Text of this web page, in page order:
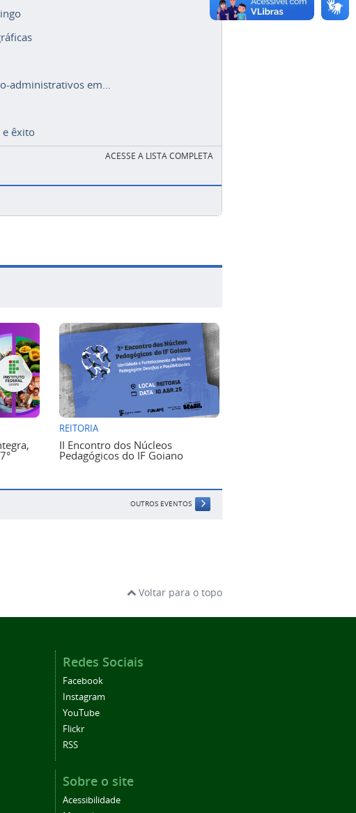
administrativos em...
e êxito
ACESSE A LISTA COMPLETA
REITORIA
II Encontro dos Núcleos
Pedagógicos do IF Goiano
OUTROS EVENTOS
Voltar para o topo
Redes Sociais
Facebook
Instagram
YouTube
Flickr
RSS
Sobre o site
Acessibilidade